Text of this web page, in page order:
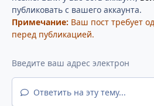
публиковать с вашего аккаунта.
Примечание: Ваш пост требует
перед публикацией.
Ответить на эту тему...